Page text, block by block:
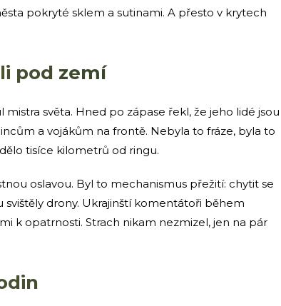
pokryté sklem a sutinami. A přesto v krytech
pod zemí
světa. Hned po zápase řekl, že jeho lidé jsou
a vojákům na frontě. Nebyla to fráze, byla to
tisíce kilometrů od ringu.
oslavou. Byl to mechanismus přežití: chytit se
drony. Ukrajinští komentátoři během
k opatrnosti. Strach nikam nezmizel, jen na pár